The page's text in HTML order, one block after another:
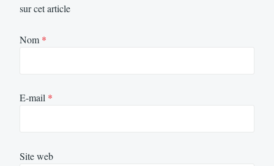
sur cet article
Nom *
E-mail *
Site web